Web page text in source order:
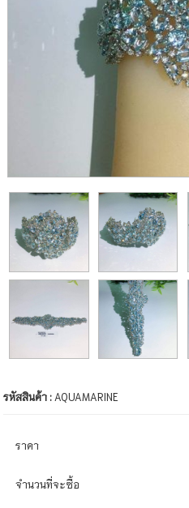
รหัสสินค้า : AQUAMARINE
ราคา
จำนวนที่จะซื้อ